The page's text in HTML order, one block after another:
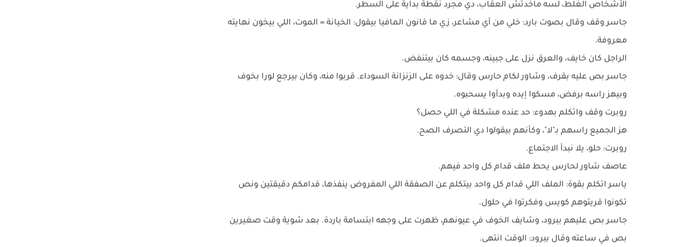
الأشخاص الغلط، لسه ماخدتش العقاب، دي مجرد نقطة بداية على السطر.
جاسر وقف وقال بصوت بارد: خلي من أي مشاعر، زي ما قانون المافيا بيقول: الخيانة = الموت، اللي بيخون نهايته
معروفة.
الراجل كان خايف، والعرق نزل على جبينه، وجسمه كان بيتنفض.
جاسر بص عليه بقرف، وشاور لكام حارس وقال: خدوه على الزنزانة السوداء. قربوا منه، وكان بيرجع لورا بخوف
وبيهز راسه برفض، مسكوا إيده وبدأوا يسحبوه.
روبرت وقف واتكلم بهدوء: حد عنده مشكلة في اللي حصل؟
هز الجميع راسهم بـ"لا"، وكأنهم بيقولوا دي التصرف الصح.
روبرت: حلو، يلا نبدأ الاجتماع.
عاصف شاور لحارس يحط ملف قدام كل واحد فيهم.
ياسر اتكلم بقوة: الملف اللي قدام كل واحد بيتكلم عن الصفقة اللي المفروض ينفذها، قدامكم دقيقتين ونص
تكونوا قريتوهم كويس وفكرتوا في حلول.
جاسر بص عليهم ببرود، وشايف الخوف في عيونهم، ظهرت على وجهه ابتسامة باردة. بعد شوية وقت صغيرين
بص في ساعته وقال ببرود: الوقت انتهى.